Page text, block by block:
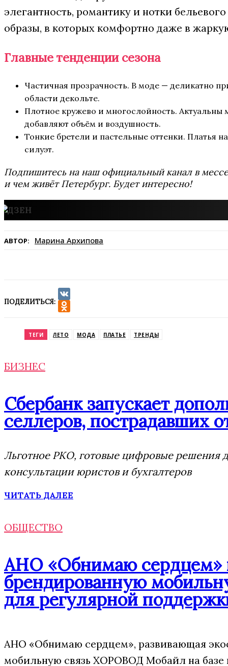
элегантность, романтику и нотки
образы, в которых комфортно даже в
Главные тенденции сезона
Частичная прозрачность. В моде — деликатно
области декольте.
Плотное кружево и многослойность.
добавляют объём и воздушность.
Тонкие бретели и пастельные оттенки. Платья
силуэт.
Подпишитесь на наш официальный канал в
и чем живёт Петербург. Будет интересно!
АВТОР: Марина Архипова
ПОДЕЛИТЬСЯ:
VK
ТЕГИ ЛЕТО МОДА ПЛАТЬЕ ТРЕНДЫ
БИЗНЕС
Сбербанк запускает
селлеров, пострадавших
Льготное РКО, готовые цифровые решения
консультации юристов и бухгалтеров
ЧИТАТЬ ДАЛЕЕ
ОБЩЕСТВО
АНО «Обнимаю сердцем»
брендированную
для регулярной
АНО «Обнимаю сердцем», развивающая
мобильную связь ХОРОВОД Мобайл на